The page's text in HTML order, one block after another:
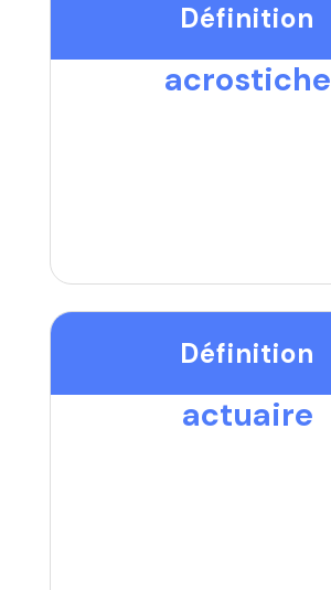
Définition
acrostiche
Définition
actuaire